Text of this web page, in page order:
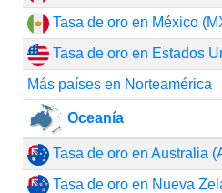
Tasa de oro en México
Tasa de oro en Estados
Más países en Norteamérica
Oceanía
Tasa de oro en Australia
Tasa de oro en Nueva